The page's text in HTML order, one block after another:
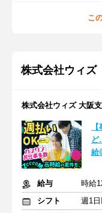
こ
株式会社ウィ
株式会社ウィズ 大阪
ど
給与
時給
シフト
週1